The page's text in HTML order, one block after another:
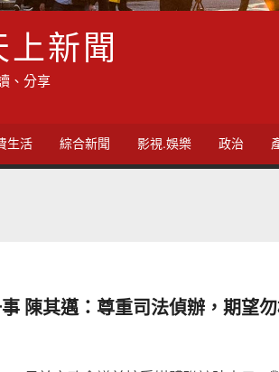
上新聞
、分享
生活 綜合新聞 影視.娛樂 政治
陳其邁：尊重司法偵辦，期望